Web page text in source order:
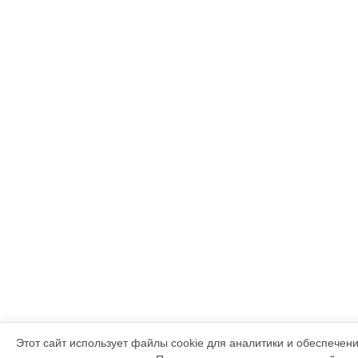
Этот сайт использует файлы cookie для аналитики и